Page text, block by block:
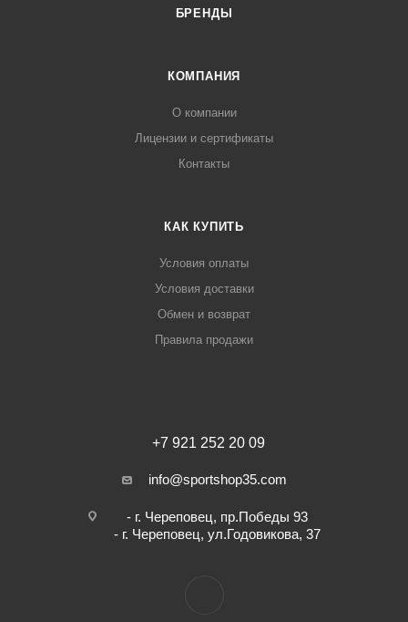
БРЕНДЫ
КОМПАНИЯ
О компании
Лицензии и сертификаты
Контакты
КАК КУПИТЬ
Условия оплаты
Условия доставки
Обмен и возврат
Правила продажи
+7 921 252 20 09
info@sportshop35.com
- г. Череповец, пр.Победы 93
- г. Череповец, ул.Годовикова, 37